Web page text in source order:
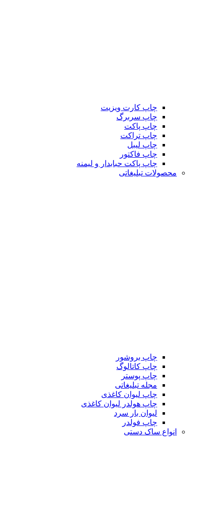
چاپ کارت ویزیت
چاپ سربرگ
چاپ پاکت
چاپ تراکت
چاپ لیبل
چاپ فاکتور
چاپ پاکت حبابدار و لیمنه
محصولات تبلیغاتی
چاپ بروشور
چاپ کاتالوگ
چاپ پوستر
مجله تبلیغاتی
چاپ لیوان کاغذی
چاپ هولدر لیوان کاغذی
لیوان بار سرد
چاپ فولدر
انواع ساک دستی